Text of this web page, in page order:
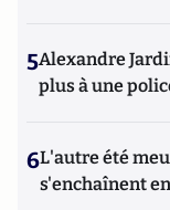
5Alexandre
plus à une
6L'autre été
s'enchaînent